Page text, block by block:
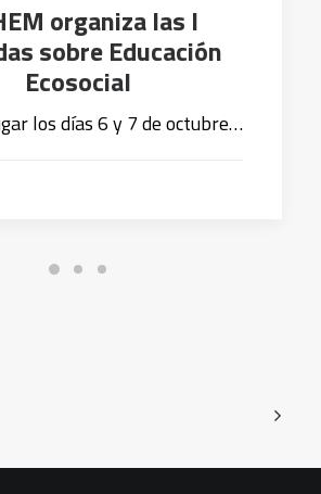
organiza las I
sobre Educación
Ecosocial
los días 6 y 7 de octubre…